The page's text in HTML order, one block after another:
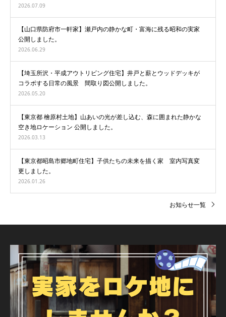
2026.07.09
【山口県防府市一軒家】瀬戸内の静かな町・富海に残る昭和の実家
公開しました。
2026.06.29
【埼玉所沢・平成アウトリビング住宅】井戸と薪とウッドデッキが
コラボする日常の風景 間取り図公開しました。
2026.05.20
【東京都 檜原村土地】山あいの光が差し込む、森に囲まれた静かな
空き地ロケーション 公開しました。
2026.03.13
【東京都昭島市郷地町住宅】子供たちの未来を描く家 室内写真変
更しました。
2026.01.26
お知らせ一覧